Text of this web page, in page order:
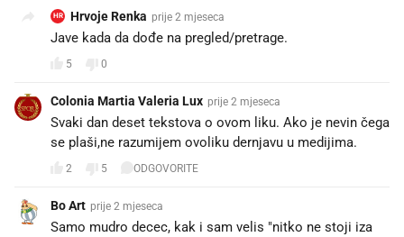
HR Hrvoje Renka prije 2 mjeseca
Jave kada da dođe na pregled/pretrage. 🤷
5 0
Colonia Martia Valeria Lux prije 2 mjeseca
Svaki dan deset tekstova o ovom liku. Ako je nevin čega
se plaši,ne razumijem ovoliku dernjavu u medijima.
2 5 ODGOVORITE
Bo Art prije 2 mjeseca
Samo mudro decec, kak i sam velis "nitko ne stoji iza